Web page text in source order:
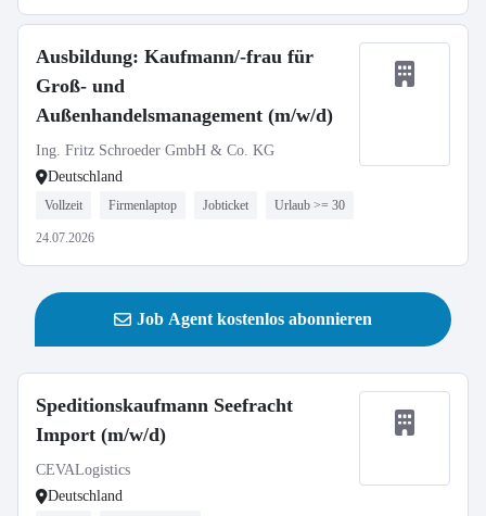
Ausbildung: Kaufmann/-frau für
Groß- und
Außenhandelsmanagement (m/w/d)
Ing. Fritz Schroeder GmbH & Co. KG
Deutschland
Vollzeit Firmenlaptop Jobticket Urlaub >= 30
24.07.2026
Job Agent kostenlos abonnieren
Speditionskaufmann Seefracht
Import (m/w/d)
CEVALogistics
Deutschland